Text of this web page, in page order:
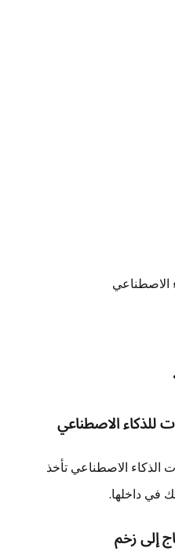
للذكاء الاصطناعي
الذكاء الاصطناعي تأخذ
في داخلها.
إلى زخم